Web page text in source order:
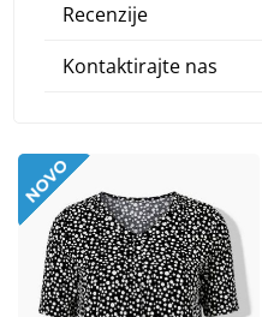
Recenzije
Kontaktirajte nas